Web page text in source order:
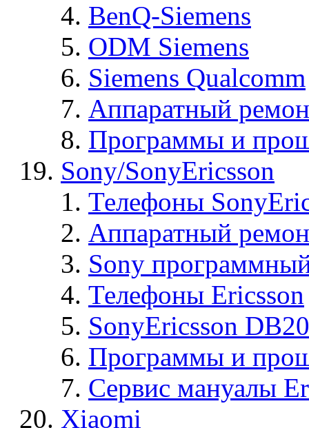
BenQ-Siemens
ODM Siemens
Siemens Qualcomm
Аппаратный
Программы и
Sony/SonyEricsson
Телефоны
Аппаратный
Sony
Телефоны Ericsson
SonyEricsson
Программы и
Сервис мануалы
Xiaomi